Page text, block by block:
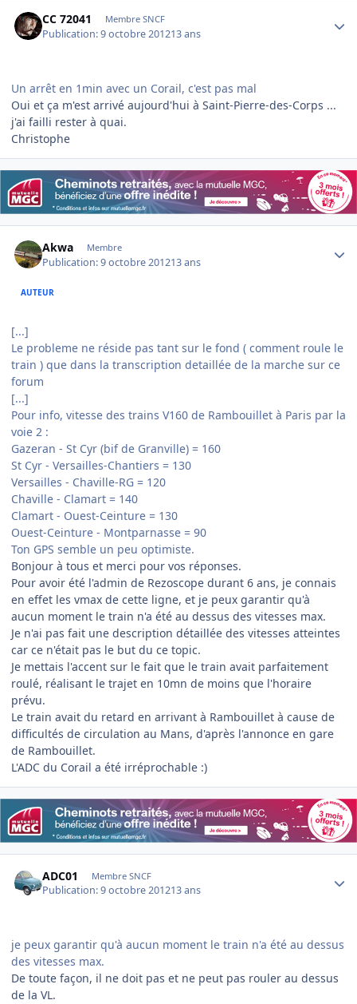
CC 72041 Membre SNCF
Publication:9 octobre 201213 ans
Un arrêt en 1min avec un Corail, c'est pas mal
Oui et ça m'est arrivé aujourd'hui à Saint-Pierre-des-Corps ...
j'ai failli rester à quai.
Christophe
Akwa Membre
Publication:9 octobre 201213 ans
AUTEUR
[...]
Le probleme ne réside pas tant sur le fond ( comment roule le
train ) que dans la transcription detaillée de la marche sur ce
forum
[...]
Pour info, vitesse des trains V160 de Rambouillet à Paris par la
voie 2 :
Gazeran - St Cyr (bif de Granville) = 160
St Cyr - Versailles-Chantiers = 130
Versailles - Chaville-RG = 120
Chaville - Clamart = 140
Clamart - Ouest-Ceinture = 130
Ouest-Ceinture - Montparnasse = 90
Ton GPS semble un peu optimiste.
Bonjour à tous et merci pour vos réponses.
Pour avoir été l'admin de Rezoscope durant 6 ans, je connais
en effet les vmax de cette ligne, et je peux garantir qu'à
aucun moment le train n'a été au dessus des vitesses max.
Je n'ai pas fait une description détaillée des vitesses atteintes
car ce n'était pas le but du ce topic.
Je mettais l'accent sur le fait que le train avait parfaitement
roulé, réalisant le trajet en 10mn de moins que l'horaire
prévu.
Le train avait du retard en arrivant à Rambouillet à cause de
difficultés de circulation au Mans, d'après l'annonce en gare
de Rambouillet.
L'ADC du Corail a été irréprochable :)
ADC01 Membre SNCF
Publication:9 octobre 201213 ans
je peux garantir qu'à aucun moment le train n'a été au dessus
des vitesses max.
De toute façon, il ne doit pas et ne peut pas rouler au dessus
de la VL.